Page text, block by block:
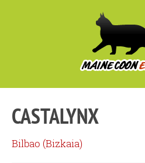
CASTALYNX
Bilbao (Bizkaia)